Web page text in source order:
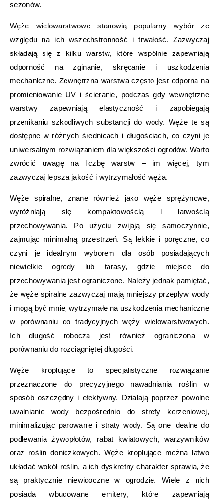
sezonów.
Węże wielowarstwowe stanowią popularny wybór ze
względu na ich wszechstronność i trwałość. Zazwyczaj
składają się z kilku warstw, które wspólnie zapewniają
odporność na zginanie, skręcanie i uszkodzenia
mechaniczne. Zewnętrzna warstwa często jest odporna na
promieniowanie UV i ścieranie, podczas gdy wewnętrzne
warstwy zapewniają elastyczność i zapobiegają
przenikaniu szkodliwych substancji do wody. Węże te są
dostępne w różnych średnicach i długościach, co czyni je
uniwersalnym rozwiązaniem dla większości ogrodów. Warto
zwrócić uwagę na liczbę warstw – im więcej, tym
zazwyczaj lepsza jakość i wytrzymałość węża.
Węże spiralne, znane również jako węże sprężynowe,
wyróżniają się kompaktowością i łatwością
przechowywania. Po użyciu zwijają się samoczynnie,
zajmując minimalną przestrzeń. Są lekkie i poręczne, co
czyni je idealnym wyborem dla osób posiadających
niewielkie ogrody lub tarasy, gdzie miejsce do
przechowywania jest ograniczone. Należy jednak pamiętać,
że węże spiralne zazwyczaj mają mniejszy przepływ wody
i mogą być mniej wytrzymałe na uszkodzenia mechaniczne
w porównaniu do tradycyjnych węży wielowarstwowych.
Ich długość robocza jest również ograniczona w
porównaniu do rozciągniętej długości.
Węże kroplujące to specjalistyczne rozwiązanie
przeznaczone do precyzyjnego nawadniania roślin w
sposób oszczędny i efektywny. Działają poprzez powolne
uwalnianie wody bezpośrednio do strefy korzeniowej,
minimalizując parowanie i straty wody. Są one idealne do
podlewania żywopłotów, rabat kwiatowych, warzywników
oraz roślin doniczkowych. Węże kroplujące można łatwo
układać wokół roślin, a ich dyskretny charakter sprawia, że
są praktycznie niewidoczne w ogrodzie. Wiele z nich
posiada wbudowane emitery, które zapewniają